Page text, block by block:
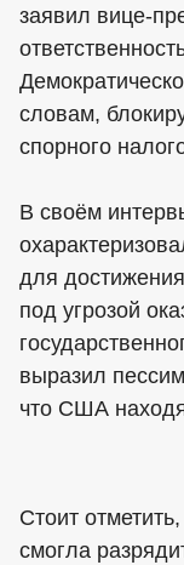
заявил вице-
словам,
спорного
В своём
для
под угрозой
выразил
что США
Стоит
смогла